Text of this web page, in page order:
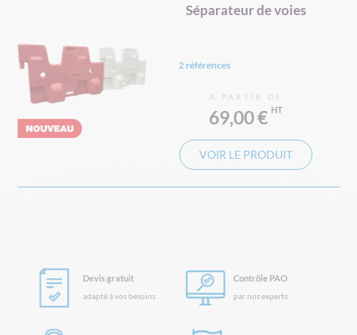
Séparateur de voies
2 références
À PARTIR DE
69,00 €
VOIR LE PRODUIT
Devis gratuit
adapté à vos besoins
Contrôle PAO
par nos experts